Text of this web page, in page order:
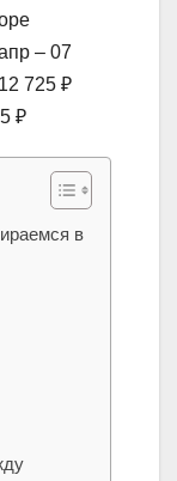
– 07
12 725 ₽
₽
в